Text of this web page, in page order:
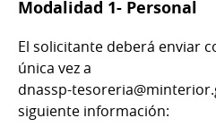
Modalidad 1- Personal
El solicitante deberá enviar
única vez a
dnassp-
siguiente información: